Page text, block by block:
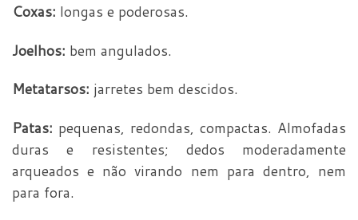
Coxas: longas e poderosas.
Joelhos: bem angulados.
Metatarsos: jarretes bem descidos.
Patas: pequenas, redondas, compactas. Almofadas
duras e resistentes; dedos moderadamente
arqueados e não virando nem para dentro, nem
para fora.